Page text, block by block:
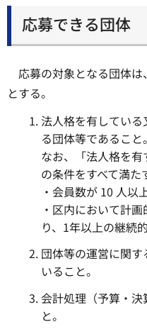
応募できる団体
応募の対象となる団体
とする。
法人格を有してい
る団体等であること。
なお、「法人格を
の条件をすべて満た
・会員数が 10 人以
・区内において計
り、1年以上の継続
団体等の運営に関
いること。
会計処理（予算・
と。